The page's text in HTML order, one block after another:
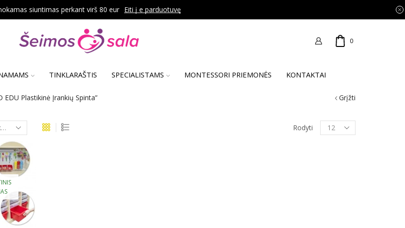
siuntimas perkant virš 80 eur Eiti į e parduotuvę
0
TINKLARAŠTIS SPECIALISTAMS MONTESSORI PRIEMONĖS KONTAKTAI
EDU Plastikinė Įrankių Spinta” Grįžti
Rodyti
Products
per